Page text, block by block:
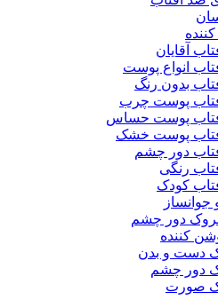
آقایان
انواع پوست
بدون رنگ
پوست چرب
پوست حساس
پوست خشک
دور چشم
رنگی
کودک
دور چشم
کننده
دست و بدن
دور چشم
صورت